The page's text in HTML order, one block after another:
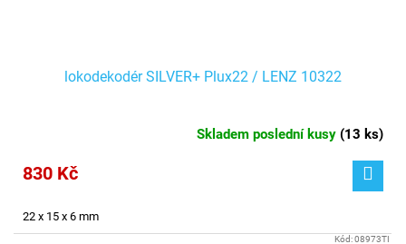
lokodekodér SILVER+ Plux22 / LENZ 10322
Skladem poslední kusy (13 ks)
830 Kč
22 x 15 x 6 mm
Kód:08973TI